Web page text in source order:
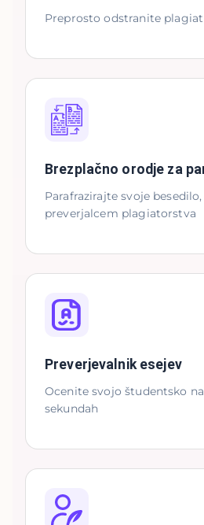
Preprosto odstranite
Brezplačno orodje za
Parafrazirajte svoje
preverjalcem plagiatorstva
Preverjevalnik esejev
Ocenite svojo študentsko
sekundah